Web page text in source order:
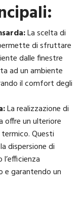
La scelta di
di sfruttare
dalle finestre
ad un ambiente
il comfort degli
La realizzazione di
offre un ulteriore
Questi
dispersione di
e garantendo un